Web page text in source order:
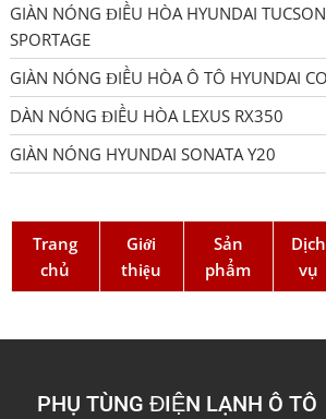
GIÀN NÓNG ĐIỀU HÒA HYUNDAI
SPORTAGE
GIÀN NÓNG ĐIỀU HÒA Ô TÔ HYUNDAI
DÀN NÓNG ĐIỀU HÒA LEXUS RX350
GIÀN NÓNG HYUNDAI SONATA Y20
Trang
chủ
Giới
thiệu
Sản
phẩm
Dịch
vụ
PHỤ TÙNG ĐIỆN LẠNH Ô TÔ